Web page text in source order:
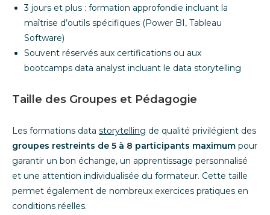
3 jours et plus : formation approfondie incluant la
maîtrise d’outils spécifiques (Power BI, Tableau
Software)
Souvent réservés aux certifications ou aux
bootcamps data analyst incluant le data storytelling
Taille des Groupes et Pédagogie
Les formations data storytelling de qualité privilégient des
groupes restreints de 5 à 8 participants maximum pour
garantir un bon échange, un apprentissage personnalisé
et une attention individualisée du formateur. Cette taille
permet également de nombreux exercices pratiques en
conditions réelles.